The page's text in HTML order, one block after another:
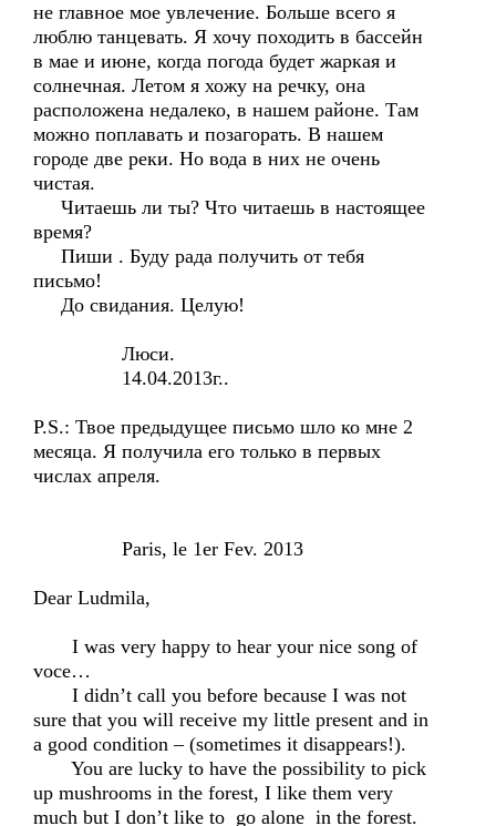
не главное мое увлечение. Больше всего я
люблю танцевать. Я хочу походить в бассейн
в мае и июне, когда погода будет жаркая и
солнечная. Летом я хожу на речку, она
расположена недалеко, в нашем районе. Там
можно поплавать и позагорать. В нашем
городе две реки. Но вода в них не очень
чистая.
Читаешь ли ты? Что читаешь в настоящее
время?
Пиши . Буду рада получить от тебя
письмо!
До свидания. Целую!
Люси.
14.04.2013г..
P.S.: Твое предыдущее письмо шло ко мне 2
месяца. Я получила его только в первых
числах апреля.
Paris, le 1er Fev. 2013
Dear Ludmila,
I was very happy to hear your nice song of
voce…
I didn’t call you before because I was not
sure that you will receive my little present and in
a good condition – (sometimes it disappears!).
You are lucky to have the possibility to pick
up mushrooms in the forest, I like them very
much but I don’t like to go alone in the forest.